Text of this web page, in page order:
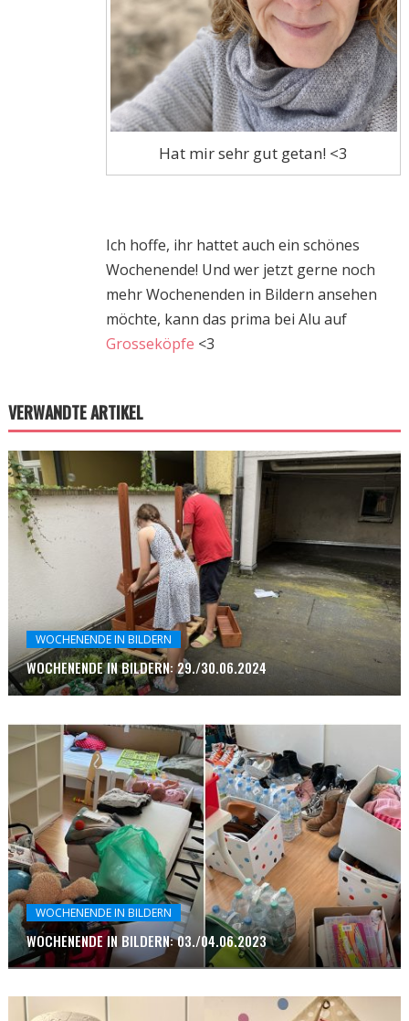
Hat mir sehr gut getan! <3
Ich hoffe, ihr hattet auch ein schönes
Wochenende! Und wer jetzt gerne noch
mehr Wochenenden in Bildern ansehen
möchte, kann das prima bei Alu auf
Grosseköpfe <3
VERWANDTE ARTIKEL
WOCHENENDE IN BILDERN
WOCHENENDE IN BILDERN: 29./30.06.2024
WOCHENENDE IN BILDERN
WOCHENENDE IN BILDERN: 03./04.06.2023